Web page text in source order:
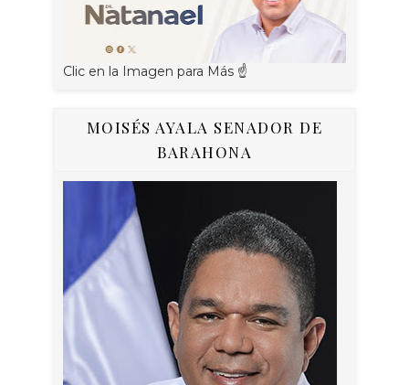
Clic en la Imagen para Más ☝
MOISÉS AYALA SENADOR DE
BARAHONA